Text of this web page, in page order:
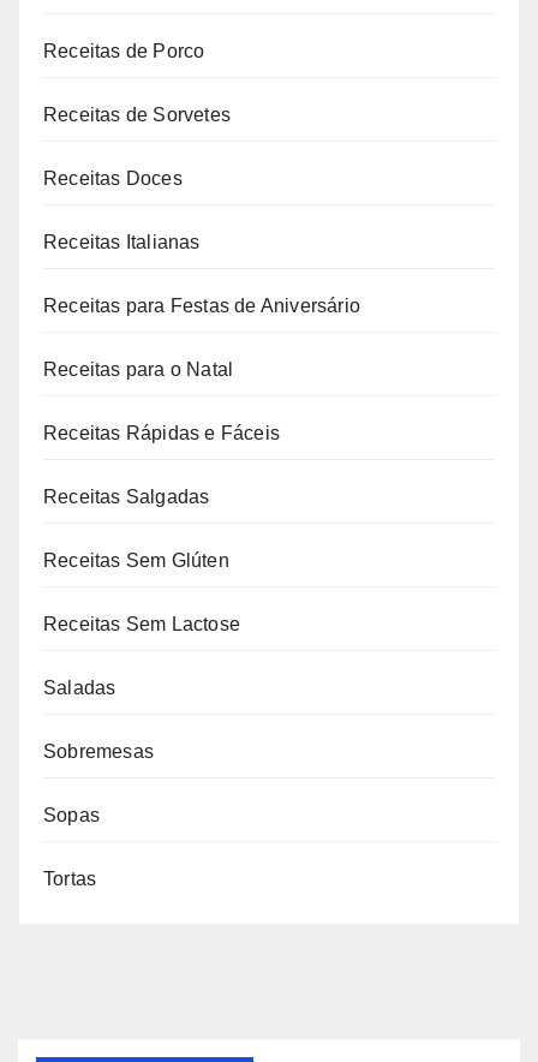
Receitas de Porco
Receitas de Sorvetes
Receitas Doces
Receitas Italianas
Receitas para Festas de Aniversário
Receitas para o Natal
Receitas Rápidas e Fáceis
Receitas Salgadas
Receitas Sem Glúten
Receitas Sem Lactose
Saladas
Sobremesas
Sopas
Tortas